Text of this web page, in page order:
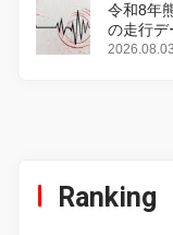
令和8年
の走行デ
2026.08.03
Ranking